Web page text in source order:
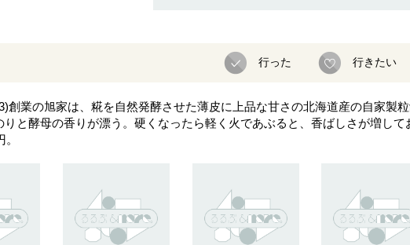
行った 行きたい
創業の旭家は、糀を自然発酵させた薄皮に上品な甘さの北海道産の自家製
りと酵母の香りが漂う。硬くなったら軽く火であぶると、香ばしさが増し